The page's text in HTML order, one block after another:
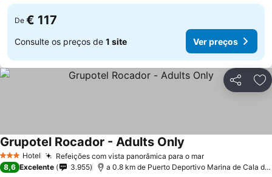
De € 117
Consulte os preços de 1 site Ver preços
Partilhar
3 EstrelasHotel Refeições com vista panorâmica para o mar
Grupotel Rocador - Adults Only
8,6 Excelente 3.955 a 0.8 km de Puerto Deportivo Marina de Cala d'Or